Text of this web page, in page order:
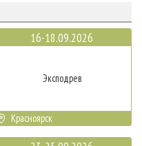
16-18.09.2026
Эксподрев
Красноярск